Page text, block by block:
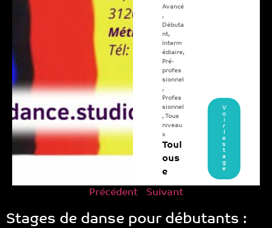
Avancé
,
Débuta
nt,
Interm
édiaire,
Pré-
profes
sionnel
,
Profes
sionnel
, Tous
niveau
x
Toul
ous
e
V
o
i
r
l
e
s
t
a
g
e
Précédent Suivant
Stages de danse pour débutants :